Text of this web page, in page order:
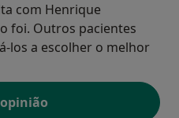
com Henrique
foi. Outros pacientes
los a escolher o melhor